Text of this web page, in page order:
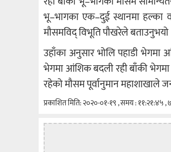
भू–भागका एक–दुई स्थानमा हल्का
मौसमविद् विभूति पौखरेले बताउनुभयो
उहाँका अनुसार भोलि पहाडी भेगमा
भेगमा आंशिक बदली रही बाँकी भेगमा
रहेको मौसम पूर्वानुमान महाशाखाले
प्रकाशित मिति: २०२०-०१-१९ , समय : ११:२१:४५ ,